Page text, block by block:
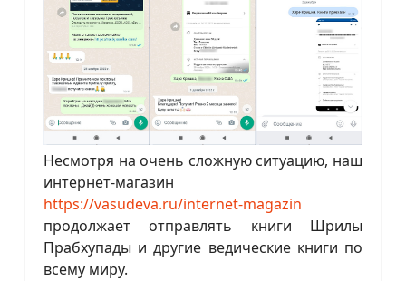
Несмотря на очень сложную ситуацию, наш
интернет-магазин
https://vasudeva.ru/internet-magazin
продолжает отправлять книги Шрилы
Прабхупады и другие ведические книги по
всему миру.